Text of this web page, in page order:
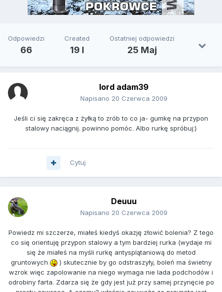
Odpowiedzi
66
Created
19 l
Ostatniej odpowiedzi
25 Maj
lord adam39
Napisano 20 Czerwca 2009
Jeśli ci się zakręca z żyłką to zrób to co ja- gumkę na przypon
stalowy naciągnij. powinno pomóc. Albo rurkę spróbuj:)
Cytuj
Deuuu
Napisano 20 Czerwca 2009
Powiedz mi szczerze, miałeś kiedyś okazję złowić bolenia? Z tego
co się orientuję przypon stalowy a tym bardziej rurka (wydaje mi
się że miałeś na myśli rurkę antysplątaniową do metod
gruntowych
) skutecznie by go odstraszyły, boleń ma świetny
wzrok więc zapolowanie na niego wymaga nie lada podchodów i
odrobiny farta. Zdarza się że gdy jest już przy samej przynęcie po